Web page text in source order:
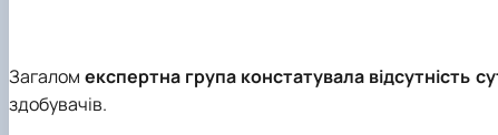
Загаломекспертна група констатувала відсутність
здобувачів.